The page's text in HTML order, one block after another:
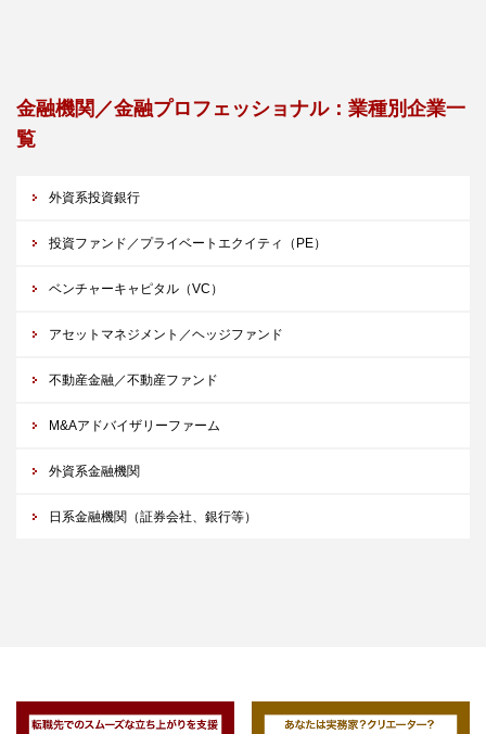
金融機関／金融プロフェッショナル：業種別企業一
覧
外資系投資銀行
投資ファンド／プライベートエクイティ（PE）
ベンチャーキャピタル（VC）
アセットマネジメント／ヘッジファンド
不動産金融／不動産ファンド
M&Aアドバイザリーファーム
外資系金融機関
日系金融機関（証券会社、銀行等）